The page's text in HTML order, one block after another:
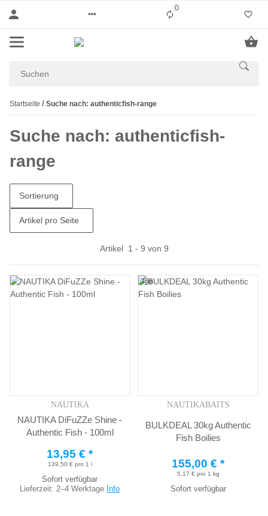
0Liste ist leer
Startseite Suche nach: authenticfish-range
Suche nach: authenticfish-
range
Sortierung
Artikel pro Seite
Artikel 1 - 9 von 9
NAUTIKA
NAUTIKA DiFuZZe Shine -
Authentic Fish - 100ml
13,95 €*
139,50 € pro 1 l
Sofort verfügbar
Lieferzeit: 2–4 Werktage Info
Top
NAUTIKABAITS
BULKDEAL 30kg Authentic
Fish Boilies
155,00 €*
5,17 € pro 1 kg
Sofort verfügbar